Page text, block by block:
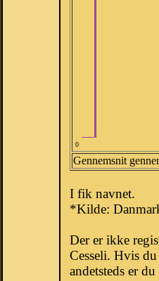
0
Gennemsnit
I fik navnet.
*Kilde:
Der er ikke
Cesseli. Hvis
andetsteds er